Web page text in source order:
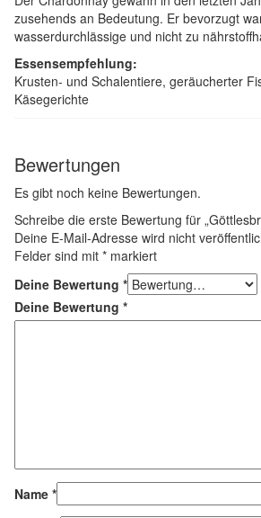
zusehends an Bedeutung. Er bevorzugt
wasserdurchlässige und nicht zu
Essensempfehlung:
Krusten- und Schalentiere, geräucherter
Käsegerichte
Bewertungen
Es gibt noch keine Bewertungen.
Schreibe die erste Bewertung für
Deine E-Mail-Adresse wird nicht
Felder sind mit * markiert
Deine Bewertung *
Deine Bewertung *
Name *